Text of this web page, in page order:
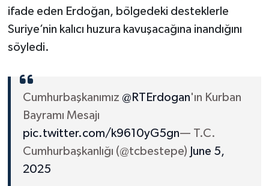
ifade eden Erdoğan, bölgedeki desteklerle
Suriye’nin kalıcı huzura kavuşacağına inandığını
söyledi.
Cumhurbaşkanımız @RTErdogan'ın Kurban
Bayramı Mesajı
pic.twitter.com/k9610yG5gn— T.C.
Cumhurbaşkanlığı (@tcbestepe) June 5,
2025